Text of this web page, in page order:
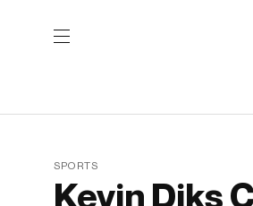
SPORTS
Kevin Diks